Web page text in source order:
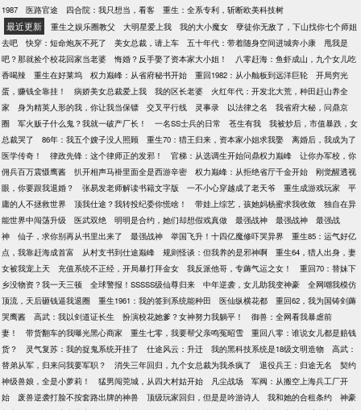
1987
医路官途 四合院：我只想当，看客 重生：全系专利，斩断欧美科技树
最近更新 重生之娱乐圈教父 大明星爱上我 我的大小魔女
孽徒你无敌了，下山找你七个师姐
去吧
快穿：短命炮灰不死了 美女总裁，请上车 五十年代：带着随身空间进城奔小康
甩我是
吧？那就捡个校花回家当老婆
悔婚？反手娶了资本家大小姐！
八零赶海：鱼虾成山，九个女儿吃
香喝辣
重生在好莱坞 权力巅峰：从省府秘书开始 重回1982：从小舢板到远洋巨轮
开局穷光
蛋，赚钱全靠挂！
病娇美女总裁爱上我 我的区长老婆
火红年代：开发北大荒，种田赶山养全
家
身为精英人形的我，你让我当保镖 交叉平行线 灵事录 以法律之名
我省府大秘，问鼎京
圈
军火贩子什么鬼？我就一破产厂长！ 一名SS士兵的日常 苍生有我
我被炒后，市值暴跌，女
总裁哭了
86年：我五个嫂子没人照顾 重生70：猎王归来，资本家小姐求我娶
离婚后，我成为了
医学传奇！
律政先锋：这个律师正的发邪！ 官梯：从选调生开始问鼎权力巅峰
让你办军校，你
佣兵百万震慑鹰酱
扒开相声马褂里面全是西游辛密 权力巅峰：从拒绝省厅千金开始
刚觉醒透视
眼，你要跟我退婚？
张易发老师解读书籍文字版 一不小心穿越成了老天爷 重生成游戏玩家
平
庸的人不拯救世界
顶我仕途？我转投纪委你慌啥！ 带娃上综艺，孩她妈杨蜜求我收敛
独自在异
能世界中闯荡升级
医武双绝 明明是合约，她们却想假戏真做 最强战神 最强战神
最强战
神
仙子，求你别再从书里出来了 最强战神 举国飞升！十四亿魔修吓哭异界
重生85：运气好亿
点，我靠赶海成首富
从村支书到仕途巅峰 规则怪谈：但我养的是邪神啊
重生64，猎人出身，妻
女被我宠上天
充值系统不正经，开局暴打拜金女 我反派他哥，专薅气运之女！
重回70：替妹下
乡没物资？我一天三顿
全球警报！SSSSS级仙尊归来 中年逆袭，女儿助我变神豪
全网嘲我模仿
顶流，天后砸钱逼我退圈
重生1961：我的签到系统能种田 医仙纵横花都
重回62，我为国铸剑薅
哭鹰酱
高武：我以剑道证长生 扮演校花她爹？女神努力我躺平！
御兽：全网看我暴虐前
妻！
带货翻车的我曝光黑心商家 重生七零，我要帮父亲鸣冤昭雪
重回八零：谁说女儿都是赔钱
货？
灵气复苏：我的捉鬼系统开挂了 仕途风云：升迁 我的黑科技系统是18级文明造物
高武：
替弟从军，归来问我要军职？
消失三年回归，九个女总裁为我杀疯了 退役兵王：归途无名
契约
神级兽娘，全是小萝莉！
猛男闯莞城，从四大村姑开始 凡尘战场
军阀：从搬空上海兵工厂开
始
废兽逆袭打脸不按套路出牌的神兽 顶级玩家回归，但是是吟游诗人 我和她的合租条约
神豪